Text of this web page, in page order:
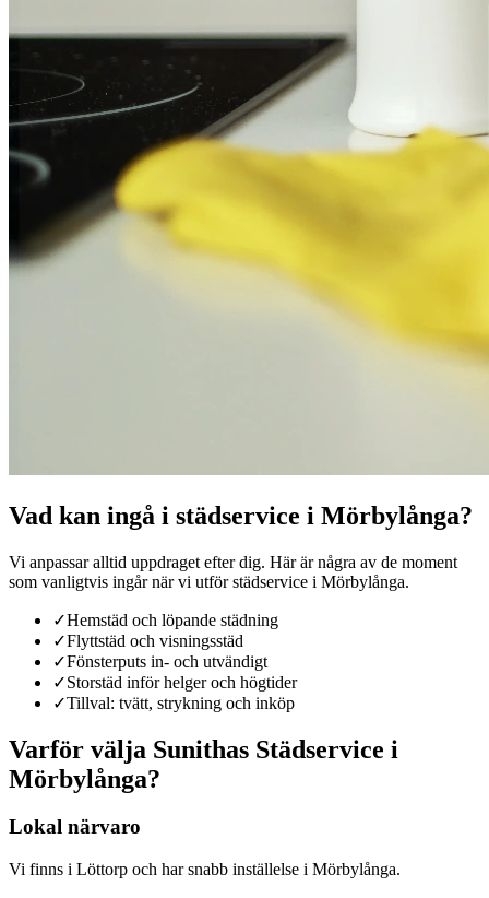
Vad kan ingå i städservice i Mörbylånga?
Vi anpassar alltid uppdraget efter dig. Här är några av de moment
som vanligtvis ingår när vi utförstädservice i Mörbylånga.
✓Hemstäd och löpande städning
✓Flyttstäd och visningsstäd
✓Fönsterputs in- och utvändigt
✓Storstäd inför helger och högtider
✓Tillval: tvätt, strykning och inköp
Varför välja Sunithas Städservice i
Mörbylånga?
Lokal närvaro
Vi finns i Löttorp och har snabb inställelse i Mörbylånga.